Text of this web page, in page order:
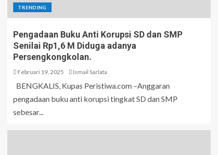
TRENDING
Pengadaan Buku Anti Korupsi SD dan SMP
Senilai Rp1,6 M Diduga adanya
Persengkongkolan.
Februari 19, 2025 Ismail Sarlata
BENGKALIS, Kupas Peristiwa.com –Anggaran
pengadaan buku anti korupsi tingkat SD dan SMP
sebesar...